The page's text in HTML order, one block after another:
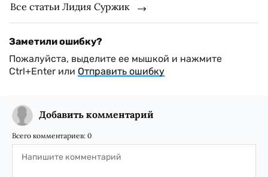
Все статьи Лидия Суржик
Заметили ошибку?
Пожалуйста, выделите ее мышкой и нажмите
Ctrl+Enter или Отправить ошибку
Добавить комментарий
Всего комментариев: 0